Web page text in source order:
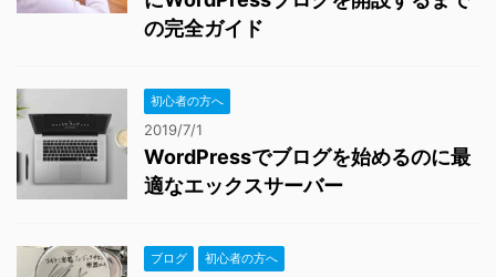
の完全ガイド
初心者の方へ
2019/7/1
WordPressでブログを始めるのに最
適なエックスサーバー
ブログ 初心者の方へ